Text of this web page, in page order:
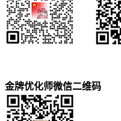
金牌优化师微信二维码